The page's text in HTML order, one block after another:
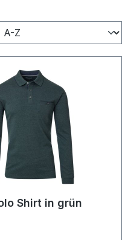
Shirt in grün